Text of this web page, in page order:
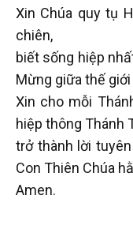
Xin Chúa quy tụ
chiên,
biết sống hiệp
Mừng giữa thế
Xin cho mỗi
hiệp thông Thánh
trở thành lời
Con Thiên Chúa
Amen.